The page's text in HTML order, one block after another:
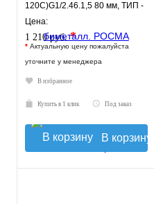
120С)G1/2.46.1,5 80 мм, ТИП -
БТ-41 корпус - хромированная
Цена:
1 210 руб.*
* Актуальную цену пожалуйста
уточните у менеджера
В избранное
Купить в 1 клик Под заказ
В корзину